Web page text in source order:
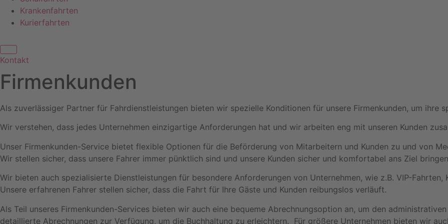
Krankenfahrten
Kurierfahrten
Kontakt
Firmenkunden
Als zuverlässiger Partner für Fahrdienstleistungen bieten wir spezielle Konditionen für unsere Firmenkunden, um ihre
Wir verstehen, dass jedes Unternehmen einzigartige Anforderungen hat und wir arbeiten eng mit unseren Kunden
Unser Firmenkunden-Service bietet flexible Optionen für die Beförderung von Mitarbeitern und Kunden zu und von
Wir stellen sicher, dass unsere Fahrer immer pünktlich sind und unsere Kunden sicher und komfortabel ans Ziel
Wir bieten auch spezialisierte Dienstleistungen für besondere Anforderungen von Unternehmen, wie z.B. VIP-
Unsere erfahrenen Fahrer stellen sicher, dass die Fahrt für Ihre Gäste und Kunden reibungslos verläuft.
Als Teil unseres Firmenkunden-Services bieten wir auch eine bequeme Abrechnungsoption an, um den
detaillierte Abrechnungen zur Verfügung, um die Buchhaltung zu erleichtern. Für größere Unternehmen bieten wir